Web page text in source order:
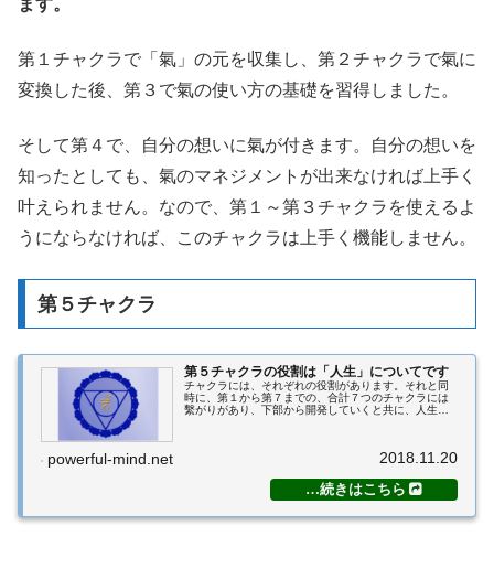
第１チャクラで「氣」の元を収集し、第２チャクラで氣に
変換した後、第３で氣の使い方の基礎を習得しました。
そして第４で、自分の想いに氣が付きます。自分の想いを
知ったとしても、氣のマネジメントが出来なければ上手く
叶えられません。なので、第１～第３チャクラを使えるよ
うにならなければ、このチャクラは上手く機能しません。
第５チャクラ
第５チャクラの役割は「人生」についてです
チャクラには、それぞれの役割があります。それと同
時に、第１から第７までの、合計７つのチャクラには
繫がりがあり、下部から開発していくと共に、人生が
powerful-mind.net 2018.11.20